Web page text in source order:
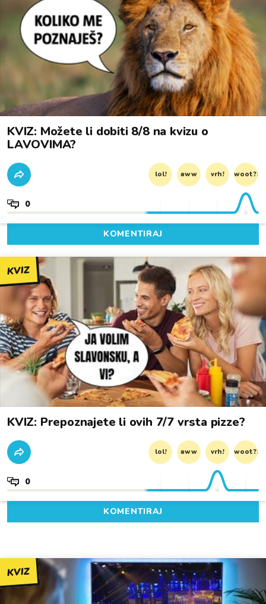
KVIZ: Možete li dobiti 8/8 na kvizu o
LAVOVIMA?
lol! aww vrh! woot?!
0
KOMENTIRAJ
KVIZ
KVIZ: Prepoznajete li ovih 7/7 vrsta pizze?
lol! aww vrh! woot?!
0
KOMENTIRAJ
KVIZ